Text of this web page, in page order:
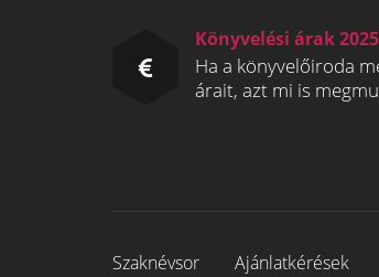
Könyvelési árak 2025
Ha a könyvelőiroda
árait, azt mi is
Szaknévsor Ajánlatkérések